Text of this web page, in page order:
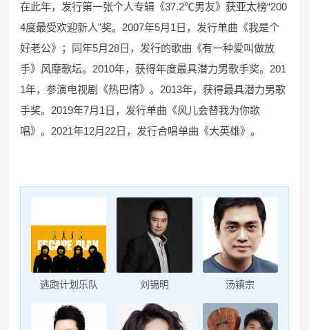
在此年，发行第一张个人专辑《37.2℃男友》获亚太榜“200
4度最受欢迎新人”奖。2007年5月1日，发行单曲《我是个
好老公》；同年5月28日，发行的歌曲《有一种爱叫做放
手》风靡歌坛。2010年，获得年度最具潜力男歌手奖。201
1年，参演电视剧《热巴情》。2013年，获得最具潜力男歌
手奖。2019年7月1日，发行单曲《风儿会替我为你歌
唱》。2021年12月22日，发行合唱单曲《大英雄》。
逃跑计划乐队 刘锡明 汤镇宗